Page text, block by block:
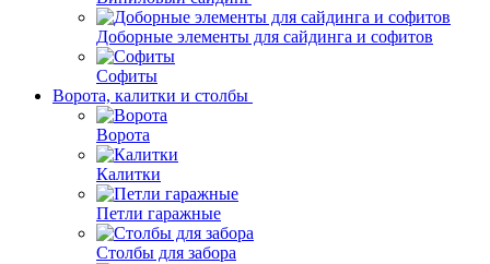
Доборные элементы для сайдинга и софитов
Софиты
Ворота, калитки и столбы
Ворота
Калитки
Петли гаражные
Столбы для забора